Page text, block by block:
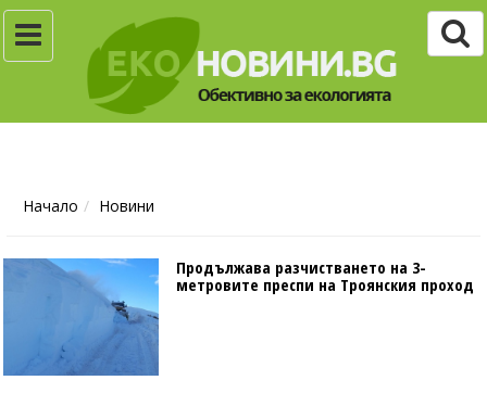
Начало Новини
Продължава разчистването на 3-
метровите преспи на Троянския проход